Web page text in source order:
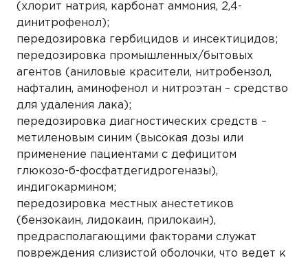
(хлорит натрия, карбонат аммония, 2,4-
динитрофенол);
передозировка гербицидов и инсектицидов;
передозировка промышленных/бытовых
агентов (аниловые красители, нитробензол,
нафталин, аминофенол и нитроэтан – средство
для удаления лака);
передозировка диагностических средств –
метиленовым синим (высокая дозы или
применение пациентами с дефицитом
глюкозо-б-фосфатдегидрогеназы),
индигокармином;
передозировка местных анестетиков
(бензокаин, лидокаин, прилокаин),
предрасполагающими факторами служат
повреждения слизистой оболочки, что ведет к